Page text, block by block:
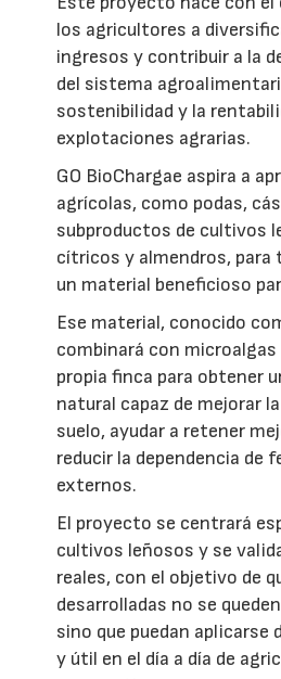
los agricultores a
ingresos y contribuir a la
del sistema
sostenibilidad y la
explotaciones agrarias.
GO BioChargae aspira a
agrícolas, como podas,
subproductos de cultivos
cítricos y almendros,
un material beneficioso
Ese material, conocido
combinará con microalgas
propia finca para obtener
natural capaz de mejorar
suelo, ayudar a retener
reducir la dependencia de
externos.
El proyecto se centrará
cultivos leñosos y se
reales, con el objetivo de
desarrolladas no se
sino que puedan aplicarse
y útil en el día a día de